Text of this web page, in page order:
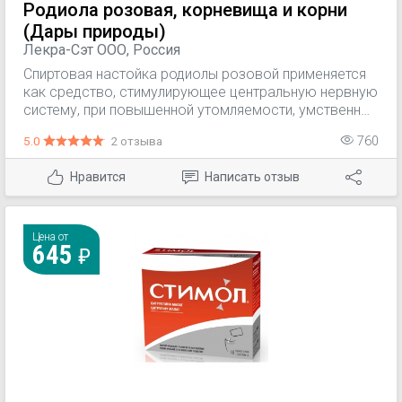
Родиола розовая, корневища и корни
(Дары природы)
Лекра-Сэт ООО, Россия
Спиртовая настойка родиолы розовой применяется
как средство, стимулирующее центральную нервную
систему, при повышенной утомляемости, умственных
дистонии, как стимулирующее средство для
ускорения выздоровления после болезней и
операций, при пониженной работоспособности,
неврастенических и астенических состояниях, при
5.0 2 отзыва 760
Нравится Написать отзыв
Цена от
645